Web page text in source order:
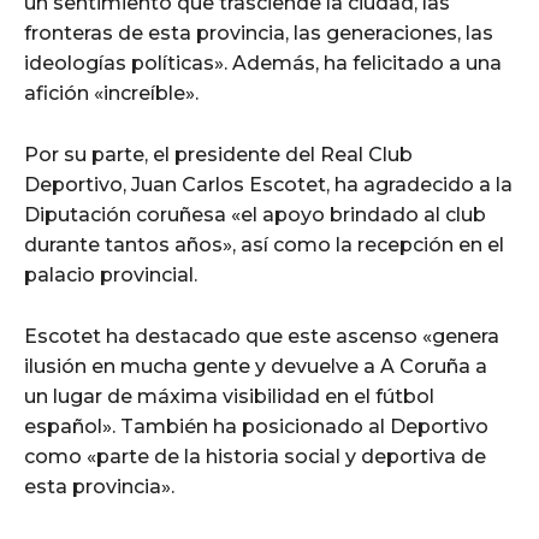
fronteras de esta provincia, las generaciones, las
ideologías políticas». Además, ha felicitado a una
afición «increíble».
Por su parte, el presidente del Real Club
Deportivo, Juan Carlos Escotet, ha agradecido a la
Diputación coruñesa «el apoyo brindado al club
durante tantos años», así como la recepción en el
palacio provincial.
Escotet ha destacado que este ascenso «genera
ilusión en mucha gente y devuelve a A Coruña a
un lugar de máxima visibilidad en el fútbol
español». También ha posicionado al Deportivo
como «parte de la historia social y deportiva de
esta provincia».